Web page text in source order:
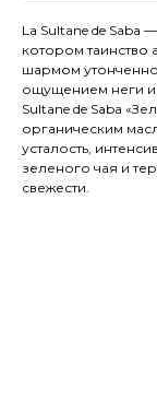
La Sultane de Saba
котором таинство
шармом
ощущением неги и
Sultane de Saba
органическим
усталость,
зеленого чая и
свежести.